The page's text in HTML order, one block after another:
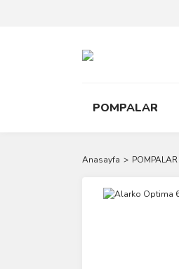
POMPALAR
Anasayfa POMPALAR